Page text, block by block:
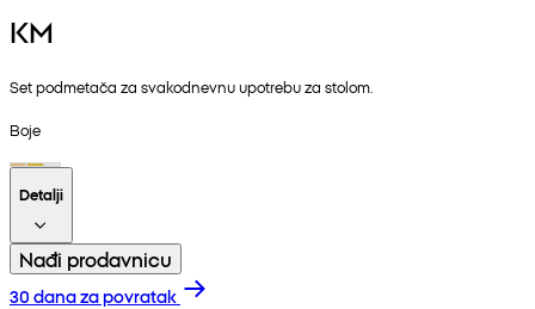
KM
Set podmetača za svakodnevnu upotrebu za stolom.
Boje
Detalji
Nađi prodavnicu
30 dana za povratak